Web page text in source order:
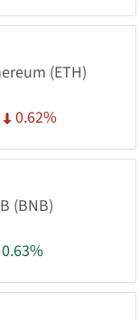
(ETH)
0.62%
(BNB)
0.63%